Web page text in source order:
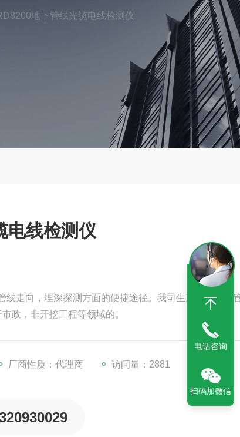
地下管线光缆电线检测仪
电线检测仪
走向，埋深探测方面的便捷途径。我司生产的瑞德牌
政，非开挖工程等领域的。
厂商性质：代理商 访问量：2881
电话咨询
扫码加微信